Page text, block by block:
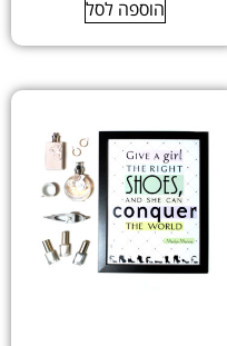
הוספה לסל